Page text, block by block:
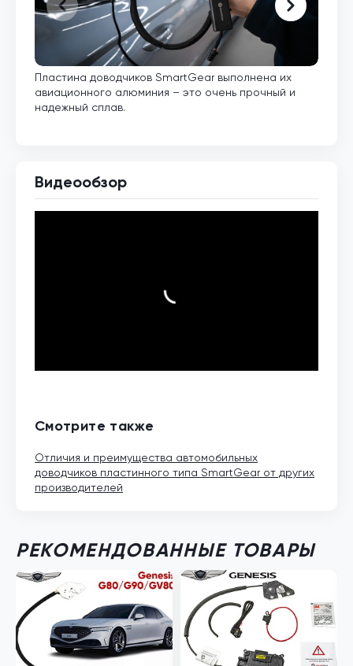
Пластина доводчиков SmartGear выполнена их
авиационного алюминия – это очень прочный и
надежный сплав.
Видеообзор
Смотрите также
Отличия и преимущества автомобильных
доводчиков пластинного типа SmartGear от других
производителей
РЕКОМЕНДОВАННЫЕ ТОВАРЫ